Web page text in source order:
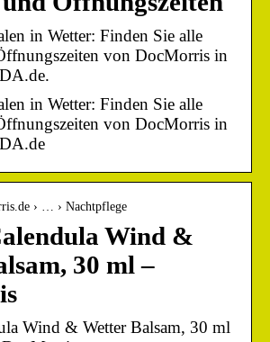
in Wetter: Finden Sie alle
von DocMorris in
in Wetter: Finden Sie alle
von DocMorris in
› … › Nachtpflege
Wind &
30 ml –
Wind & Wetter Balsam, 30 ml